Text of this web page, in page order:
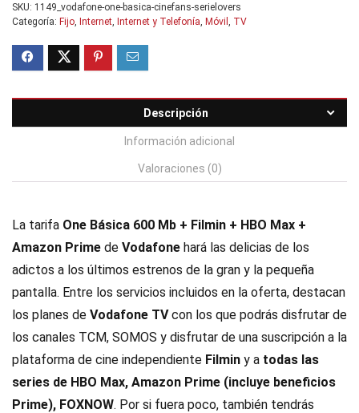
SKU: 1149_vodafone-one-basica-cinefans-serielovers
Categoría: Fijo, Internet, Internet y Telefonía, Móvil , TV
Descripción
Información adicional
Valoraciones (0)
La tarifa One Básica 600 Mb + Filmin + HBO Max +
Amazon Prime de Vodafone hará las delicias de los
adictos a los últimos estrenos de la gran y la pequeña
pantalla. Entre los servicios incluidos en la oferta, destacan
los planes de Vodafone TVcon los que podrás disfrutar de
los canales TCM, SOMOS y disfrutar de una suscripción a la
plataforma de cine independiente Filmin y a todas las
series de HBO Max, Amazon Prime (incluye beneficios
Prime), FOXNOW. Por si fuera poco, también tendrás